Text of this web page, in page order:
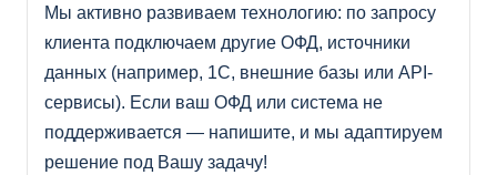
Мы активно развиваем технологию: по запросу
клиента подключаем другие ОФД, источники
данных (например, 1С, внешние базы или API-
сервисы). Если ваш ОФД или система не
поддерживается — напишите, и мы адаптируем
решение под Вашу задачу!